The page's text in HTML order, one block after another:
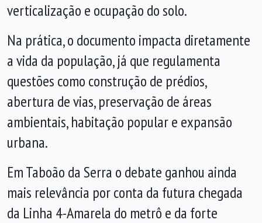
verticalização e ocupação do solo.
Na prática, o documento impacta diretamente
a vida da população, já que regulamenta
questões como construção de prédios,
abertura de vias, preservação de áreas
ambientais, habitação popular e expansão
urbana.
Em Taboão da Serra o debate ganhou ainda
mais relevância por conta da futura chegada
da Linha 4-Amarela do metrô e da forte